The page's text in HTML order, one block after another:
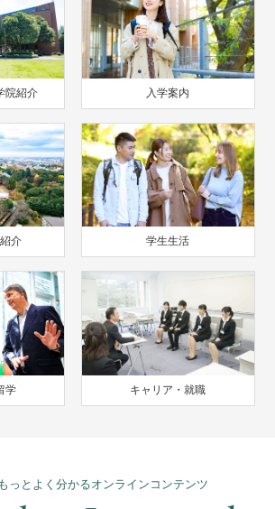
院紹介 入学案内
介 学生生活
学 キャリア・就職
っとよく分かるオンラインコンテンツ